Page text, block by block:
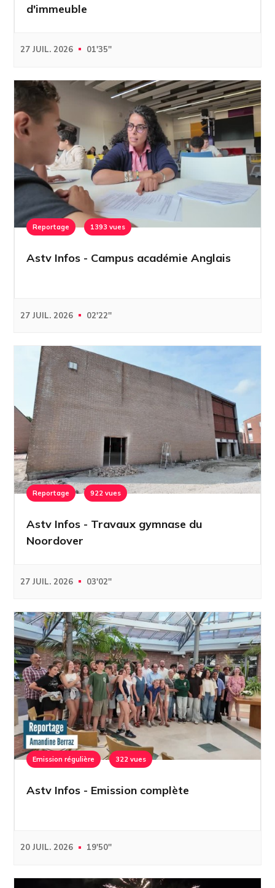
d'immeuble
27 JUIL. 2026 01'35''
Reportage 1393 vues
Astv Infos - Campus académie Anglais
27 JUIL. 2026 02'22''
Reportage 922 vues
Astv Infos - Travaux gymnase du
Noordover
27 JUIL. 2026 03'02''
Emission régulière 322 vues
Astv Infos - Emission complète
20 JUIL. 2026 19'50''